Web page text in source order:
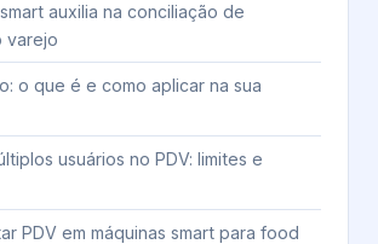
auxilia na conciliação de
varejo
o que é e como aplicar na sua
usuários no PDV: limites e
PDV em máquinas smart para food